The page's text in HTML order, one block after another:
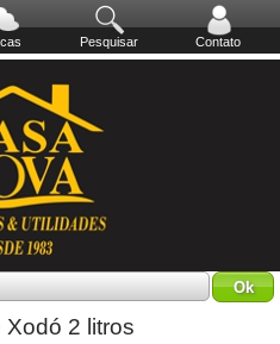
Pesquisar Contato
2 litros